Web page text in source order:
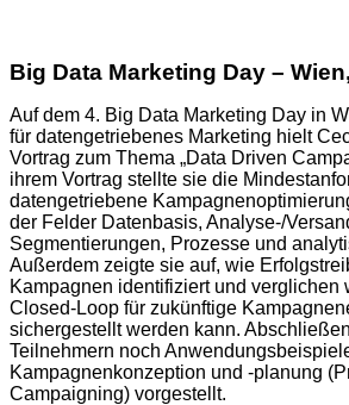
Big Data Marketing Day –
Auf dem 4. Big Data Marketing Day in
für datengetriebenes Marketing hielt
Vortrag zum Thema „Data Driven
ihrem Vortrag stellte sie die
datengetriebene
der Felder Datenbasis, Analyse-/
Segmentierungen, Prozesse und
Außerdem zeigte sie auf, wie
Kampagnen identifiziert und verglichen
Closed-Loop für zukünftige
sichergestellt werden kann.
Teilnehmern noch
Kampagnenkonzeption und -planung
Campaigning) vorgestellt.